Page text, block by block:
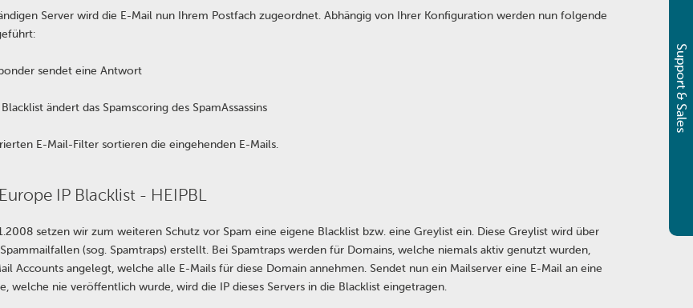
Server wird die E-Mail nun Ihrem Postfach zugeordnet. Abhängig von Ihrer Konfiguration werden nun folgende
sendet eine Antwort
ändert das Spamscoring des SpamAssassins
E-Mail-Filter sortieren die eingehenden E-Mails.
IP Blacklist - HEIPBL
setzen wir zum weiteren Schutz vor Spam eine eigene Blacklist bzw. eine Greylist ein. Diese Greylist wird über
(sog. Spamtraps) erstellt. Bei Spamtraps werden für Domains, welche niemals aktiv genutzt wurden,
Accounts angelegt, welche alle E-Mails für diese Domain annehmen. Sendet nun ein Mailserver eine E-Mail an eine
welche nie veröffentlich wurde, wird die IP dieses Servers in die Blacklist eingetragen.
Support & Sales